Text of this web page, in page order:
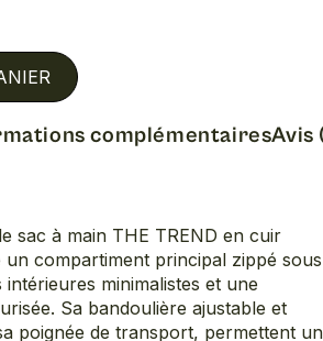
complémentairesAvis
sac à main THE TREND en cuir
compartiment principal zippé sous
minimalistes et une
Sa bandoulière ajustable et
poignée de transport, permettent un